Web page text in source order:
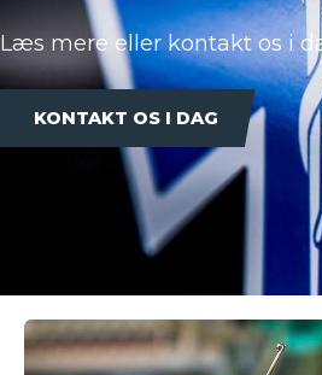
Læs mere eller kontakt os i
KONTAKT OS I DAG